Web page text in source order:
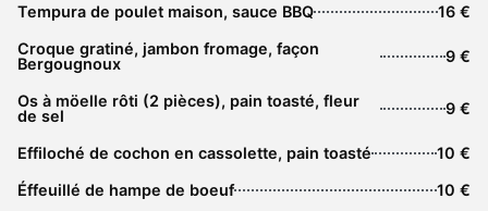
Tempura de poulet maison, sauce BBQ
16 €
Croque gratiné, jambon fromage, façon
Bergougnoux
9 €
Os à möelle rôti (2 pièces), pain toasté, fleur
de sel
9 €
Effiloché de cochon en cassolette, pain toasté
10 €
Éffeuillé de hampe de boeuf
10 €